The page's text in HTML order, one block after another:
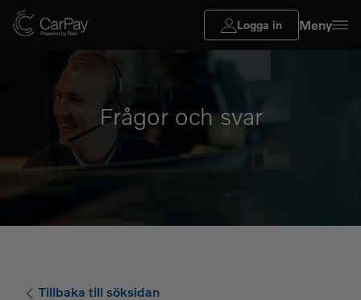
Logga in Meny
Frågor och svar
Tillbaka till söksidan